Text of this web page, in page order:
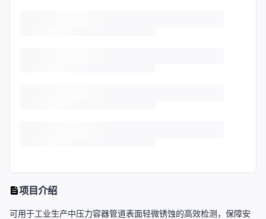
项目介绍
可用于工业生产中压力容器管道表面轻微锈蚀的高效检测，保障安